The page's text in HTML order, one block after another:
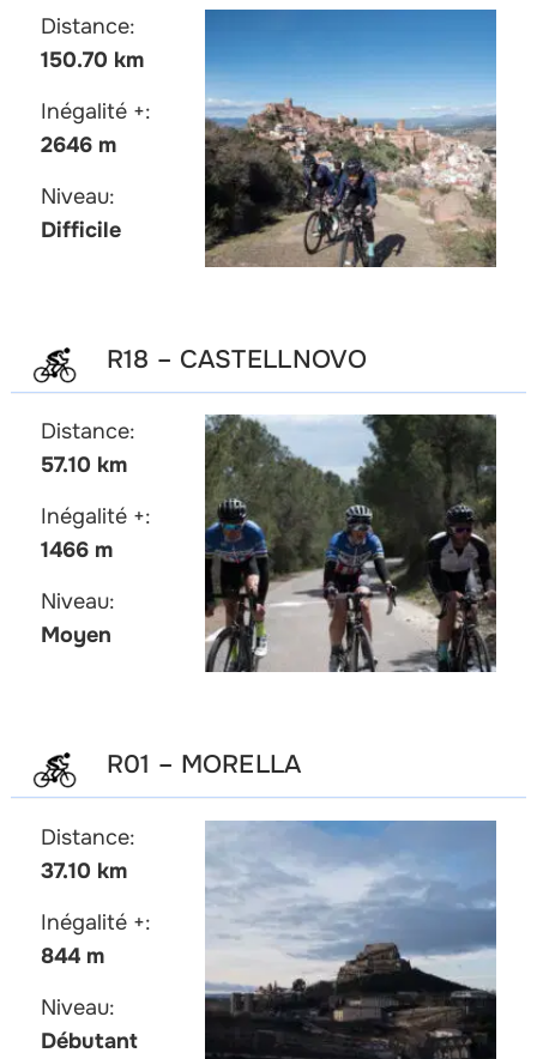
Distance:
150.70 km
Inégalité +:
2646 m
Niveau:
Difficile
R18 – CASTELLNOVO
Distance:
57.10 km
Inégalité +:
1466 m
Niveau:
Moyen
R01 – MORELLA
Distance:
37.10 km
Inégalité +:
844 m
Niveau:
Débutant